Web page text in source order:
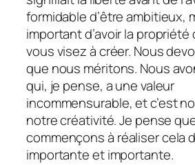
formidable d’être ambitieux,
important d’avoir la
vous visez à créer. Nous
que nous méritons. Nous
qui, je pense, a une valeur
incommensurable, et c’est
notre créativité. Je pense
commençons à réaliser cela
importante et importante.